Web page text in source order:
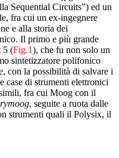
Sequential Circuits”) ed un
fra cui un ex-ingegnere
e alla storia dei
Il primo e più grande
5 (Fig.1), che fu non solo un
sintetizzatore polifonico
con la possibilità di salvare i
case di strumenti elettronici
fra cui Moog con il
, seguite a ruota dalle
strumenti quali il Polysix, il